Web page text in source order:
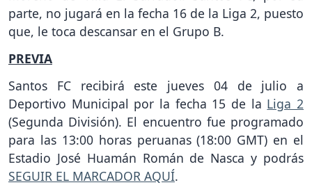
parte, no jugará en la fecha 16 de la Liga 2, puesto
que, le toca descansar en el Grupo B.
PREVIA
Santos FC recibirá este jueves 04 de julio a
Deportivo Municipal por la fecha 15 de la Liga 2
(Segunda División). El encuentro fue programado
para las 13:00 horas peruanas (18:00 GMT) en el
Estadio José Huamán Román de Nasca y podrás
SEGUIR EL MARCADOR AQUÍ.